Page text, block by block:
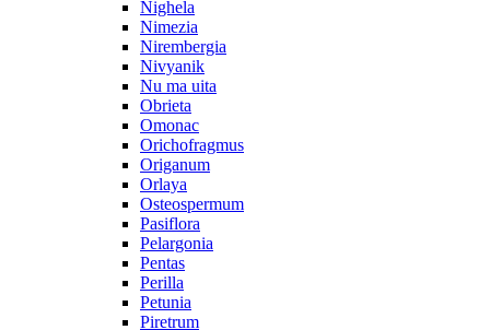
Nighela
Nimezia
Nirembergia
Nivyanik
Nu ma uita
Obrieta
Omonac
Orichofragmus
Origanum
Orlaya
Osteospermum
Pasiflora
Pelargonia
Pentas
Perilla
Petunia
Piretrum